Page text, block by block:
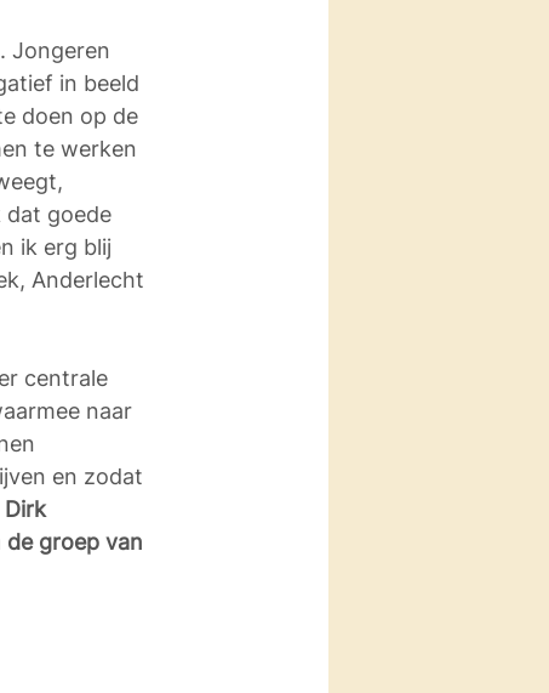
Jongeren
in beeld
doen op de
te werken
dat goede
ik erg blij
Anderlecht
centrale
naar
en zodat
Dirk
groep van